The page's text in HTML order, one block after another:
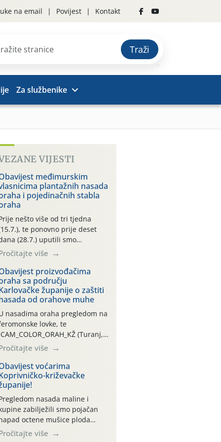
na email Povijest Kontakt
Traži
Za službenike
VIJESTI
međimurskim
plantažnih nasada
i pojedinačnih stabla
nešto više od tri tjedna
te ponovno prije deset
(28.7.) uputili smo
vlasnicima plantažnih
nasada oraha i pojedinačnih
o početku leta i
potrebi usmjerenog
orahove muhe
completa)! Već
dana traje drugi
“toplinski udar”, koji
naročito izražen zadnja šest
(31.7.-05.8.), jer najviše
zraka svakodnevno
više
proizvođačima
sa području
županije o zaštiti
od orahove muhe
nasadima oraha pregledom na
lovke, te
CAM_COLOR_ORAH_KŽ (Turanj,
zabilježena je mala
populacija odraslih oblika
muhe (Rhagoletis
Niska brojnost može
objasniti činjenicom da je
o mladim nasadima s vrlo
urodom, što je povezano i
manjim brojem prezimjelih
ljepljivim Rebell pločama s
više
voćarima
križevačke
nasada maline i
zabilježili smo pojačan
octene mušice ploda
suzukii). Drosophila
više